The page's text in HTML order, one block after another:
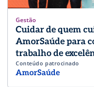
Gestão
Cuidar de quem
AmorSaúde para
trabalho de
Conteúdo patrocinado
AmorSaúde